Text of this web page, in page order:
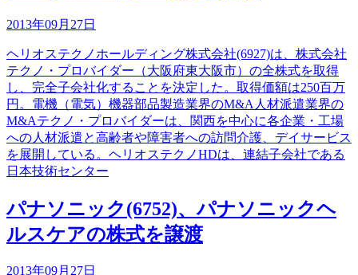
2013年09月27日
ヘリオステクノホールディング株式会社(6927)は、株式会社
テクノ・プロバイダー（大阪府東大阪市）の全株式を取得
し、完全子会社化することを決定した。取得価額は250百万
円。電機（電気）機器部品製造業界のM&A人材派遣業界の
M&Aテクノ・プロバイダーは、関西を中心に各企業・工場
への人材派遣と高齢者や障害者への訪問介護、デイサービス
を展開している。ヘリオステクノHDは、連結子会社である
日本技術センター
パナソニック(6752)、パナソニックヘ
ルスケアの株式を譲渡
2013年09月27日